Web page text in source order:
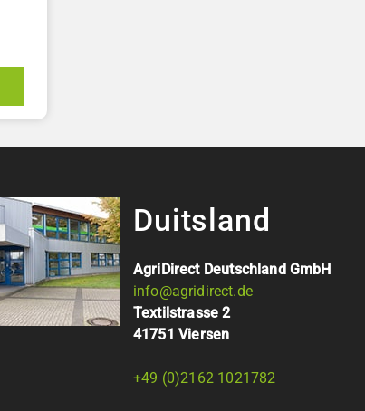
Duitsland
AgriDirect Deutschland GmbH
info@agridirect.de
Textilstrasse 2
41751 Viersen
+49 (0)2162 1021782